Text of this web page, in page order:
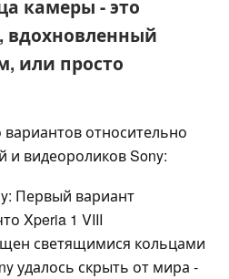
камеры - это
вдохновленный
или просто
вариантов относительно
и видеороликов Sony:
Первый вариант
Xperia 1 VIII
светящимися кольцами
удалось скрыть от мира -